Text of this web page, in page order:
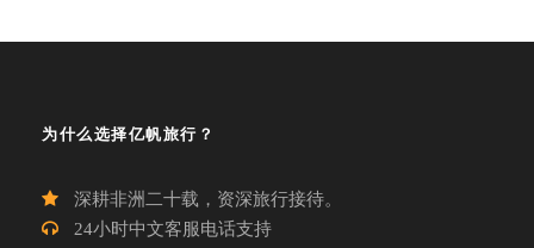
为什么选择亿帆旅行？
深耕非洲二十载，资深旅行接待。
24小时中文客服电话支持